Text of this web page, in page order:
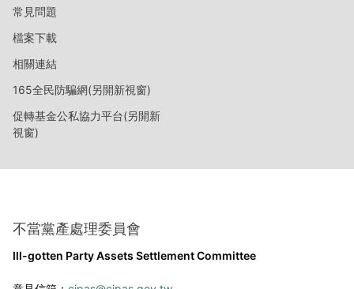
常見問題
檔案下載
相關連結
165全民防騙網(另開新視窗)
促轉基金公私協力平台(另開新
視窗)
不當黨產處理委員會
Ill-gotten Party Assets Settlement Committee